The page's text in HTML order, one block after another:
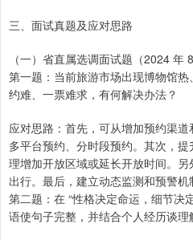
三、面试真题及应对思路
（一）省直属选调面试题（2024 年
第一题：当前旅游市场出现博物馆
约难、一票难求，有何解决办法？
应对思路：首先，可从增加预约渠
多平台预约、分时段预约。其次，
理增加开放区域或延长开放时间。
出行。最后，建立动态监测和预警机
第二题：在 “性格决定命运，细节决
语使句子完整，并结合个人经历谈理